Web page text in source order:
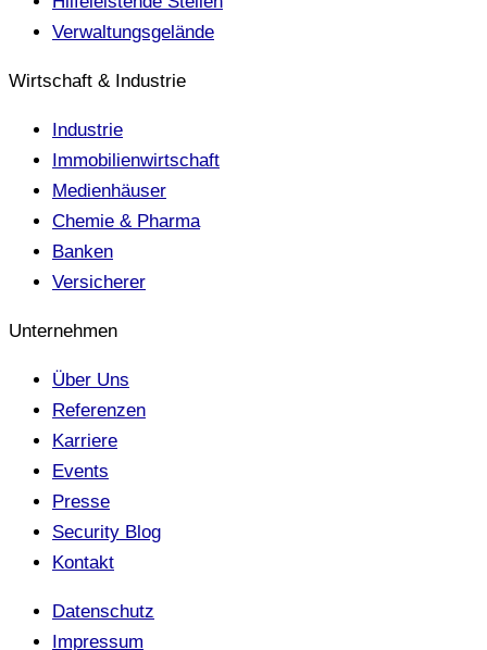
Verwaltungsgelände
Wirtschaft & Industrie
Industrie
Immobilienwirtschaft
Medienhäuser
Chemie & Pharma
Banken
Versicherer
Unternehmen
Über Uns
Referenzen
Karriere
Events
Presse
Security Blog
Kontakt
Datenschutz
Impressum